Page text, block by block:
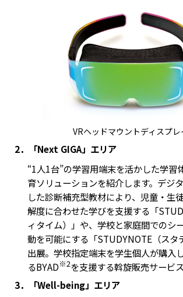
VRヘッドマウントディスプレ
2．「Next GIGA」エリア
“1人1台”の学習用端末を活かした学習
育ソリューションを紹介します。デジ
した診断補充型教材により、児童・生
解度に合わせた学びを支援する「
ィタイム）」や、学校と家庭間でのシ
動を可能にする「STUDYNOTE（スタ
出展。学校指定端末を学生個人が購入
るBYAD※2を支援する斡旋販売サービ
3．「Well-being」エリア